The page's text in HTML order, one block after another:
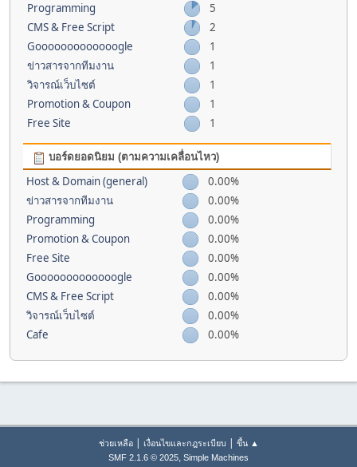
Programming
5
CMS & Free Script
2
Gooooooooooooogle
1
ข่าวสารจากทีมงาน
1
วิจารณ์เว็บไซต์
1
Promotion & Coupon
1
Free Site
1
บอร์ดยอดนิยม (ตามความเคลื่อนไหว)
Host & Domain (general)
0.00%
ข่าวสารจากทีมงาน
0.00%
Programming
0.00%
Promotion & Coupon
0.00%
Free Site
0.00%
Gooooooooooooogle
0.00%
CMS & Free Script
0.00%
วิจารณ์เว็บไซต์
0.00%
Cafe
0.00%
ช่วยเหลือ| เงื่อนไขและกฎระเบียบ ขึ้น ▲
SMF 2.1.6 © 2025, Simple Machines